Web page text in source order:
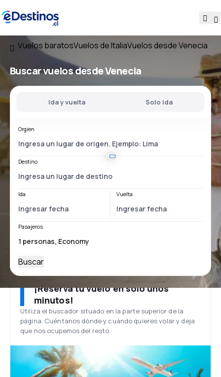
Vuelos baratosVuelos de ItaliaVuelos desde Venecia
Buscar vuelosdesde Venecia
Ida y vuelta Solo ida
Orgien
Destino
Ida Vuelta
Pasajeros
Buscar
¡Reserva tu vuelo en solo unos
minutos!
Utiliza el buscador situado en la parte superior de la
página. Cuéntanos dónde y cuándo quieres volar y deja
que nos ocupemos del resto.